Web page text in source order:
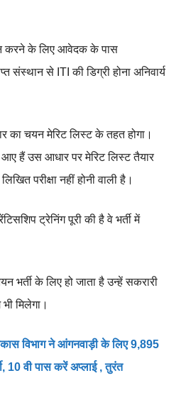
करने के लिए आवेदक के पास
संस्थान से ITI की डिग्री होना अनिवार्य
का चयन मेरिट लिस्ट के तहत होगा।
हैं उस आधार पर मेरिट लिस्ट तैयार
परीक्षा नहीं होनी वाली है।
ट्रेनिंग पूरी की है वे भर्ती में
भर्ती के लिए हो जाता है उन्हें सकरारी
मिलेगा।
विभाग ने आंगनवाड़ी के लिए 9,895
10 वी पास करें अप्लाई , तुरंत